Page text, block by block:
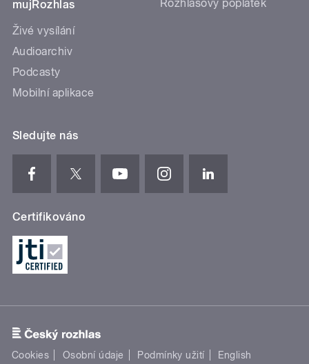
mujRozhlas
Živé vysílání
Audioarchiv
Podcasty
Mobilní aplikace
Rozhlasový poplatek
Sledujte nás
Certifikováno
Cookies Osobní údaje Podmínky užití English